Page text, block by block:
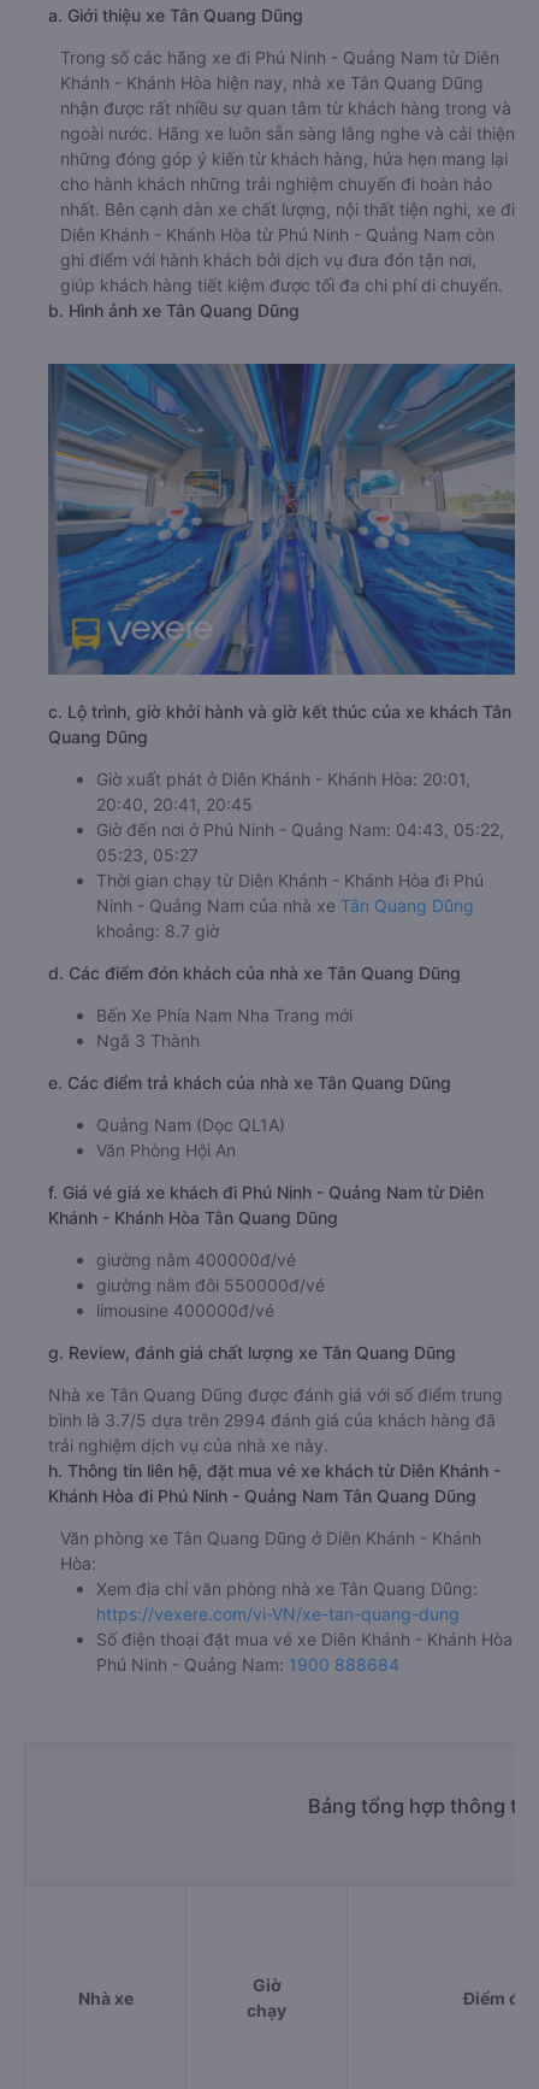
a. Giới thiệu xe Tân Quang Dũng
Trong số các hãng xe đi Phú Ninh - Quảng Nam từ Diên
Khánh - Khánh Hòa hiện nay, nhà xe Tân Quang Dũng
nhận được rất nhiều sự quan tâm từ khách hàng trong và
ngoài nước. Hãng xe luôn sẵn sàng lắng nghe và cải thiện
những đóng góp ý kiến từ khách hàng, hứa hẹn mang lại
cho hành khách những trải nghiệm chuyến đi hoàn hảo
nhất. Bên cạnh dàn xe chất lượng, nội thất tiện nghi, xe đi
Diên Khánh - Khánh Hòa từ Phú Ninh - Quảng Nam còn
ghi điểm với hành khách bởi dịch vụ đưa đón tận nơi,
giúp khách hàng tiết kiệm được tối đa chi phí di chuyển.
b. Hình ảnh xe Tân Quang Dũng
c. Lộ trình, giờ khởi hành và giờ kết thúc của xe khách Tân
Quang Dũng
Giờ xuất phát ở Diên Khánh - Khánh Hòa: 20:01,
20:40, 20:41, 20:45
Giờ đến nơi ở Phú Ninh - Quảng Nam: 04:43, 05:22,
05:23, 05:27
Thời gian chạy từ Diên Khánh - Khánh Hòa đi Phú
Ninh - Quảng Nam của nhà xe Tân Quang Dũng
khoảng: 8.7 giờ
d. Các điểm đón khách của nhà xe Tân Quang Dũng
Bến Xe Phía Nam Nha Trang mới
Ngã 3 Thành
e. Các điểm trả khách của nhà xe Tân Quang Dũng
Quảng Nam (Dọc QL1A)
Văn Phòng Hội An
f. Giá vé giá xe khách đi Phú Ninh - Quảng Nam từ Diên
Khánh - Khánh Hòa Tân Quang Dũng
giường nằm 400000đ/vé
giường nằm đôi 550000đ/vé
limousine 400000đ/vé
g. Review, đánh giá chất lượng xe Tân Quang Dũng
Nhà xe Tân Quang Dũng được đánh giá với số điểm trung
bình là 3.7/5 dựa trên 2994 đánh giá của khách hàng đã
trải nghiệm dịch vụ của nhà xe này.
h. Thông tin liên hệ, đặt mua vé xe khách từ Diên Khánh -
Khánh Hòa đi Phú Ninh - Quảng Nam Tân Quang Dũng
Văn phòng xe Tân Quang Dũng ở Diên Khánh - Khánh
Hòa:
Xem địa chỉ văn phòng nhà xe Tân Quang Dũng:
https://vexere.com/vi-VN/xe-tan-quang-dung
Số điện thoại đặt mua vé xe Diên Khánh - Khánh Hòa
Phú Ninh - Quảng Nam: 1900 888684
Bảng tổng hợp thông
Nhà xe
Giờ
chạy
Điểm đi